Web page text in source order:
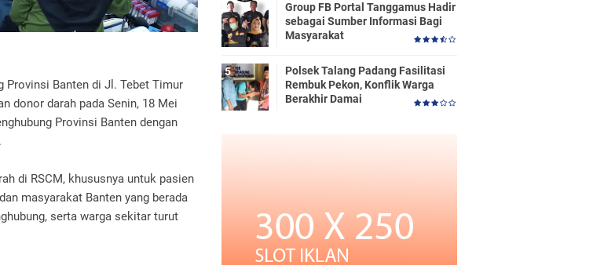
Provinsi Banten di Jl. Tebet Timur
donor darah pada Senin, 18 Mei
Provinsi Banten dengan
di RSCM, khususnya untuk pasien
masyarakat Banten yang berada
serta warga sekitar turut
Group FB Portal Tanggamus Hadir
sebagai Sumber Informasi Bagi
Masyarakat
Polsek Talang Padang Fasilitasi
Rembuk Pekon, Konflik Warga
Berakhir Damai